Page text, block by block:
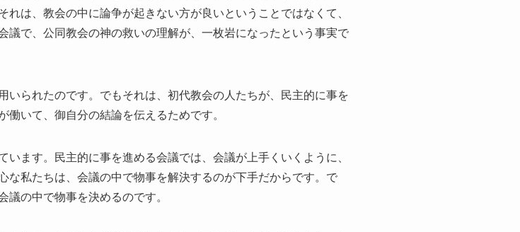
は、教会の中に論争が起きない方が良いということではなくて、
議で、公同教会の神の救いの理解が、一枚岩になったという事実で
いられたのです。でもそれは、初代教会の人たちが、民主的に事を
いて、御自分の結論を伝えるためです。
ます。民主的に事を進める会議では、会議が上手くいくように、
な私たちは、会議の中で物事を解決するのが下手だからです。で
議の中で物事を決めるのです。